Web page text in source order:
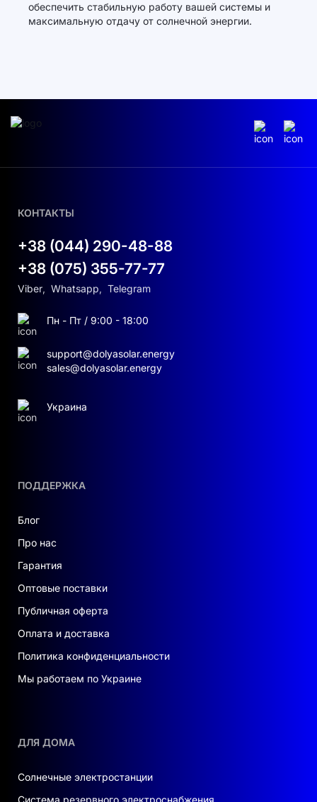
обеспечить стабильную работу вашей системы и
максимальную отдачу от солнечной энергии.
ПОДДЕРЖКА
Блог
Про нас
Гарантия
Оптовые поставки
Публичная оферта
Оплата и доставка
Политика конфиденциальности
Мы работаем по Украине
ДЛЯ ДОМА
Солнечные электростанции
Система резервного электроснабжения
КОНТАКТЫ
+38 (044) 290-48-88
+38 (075) 355-77-77
Viber, Whatsapp, Telegram
Пн - Пт / 9:00 - 18:00
support@dolyasolar.energy
sales@dolyasolar.energy
Украина